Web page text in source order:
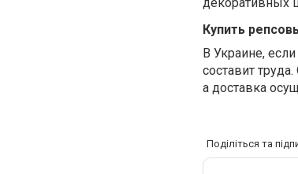
Купить
В Украине,
составит
а доставка
Поділіться та